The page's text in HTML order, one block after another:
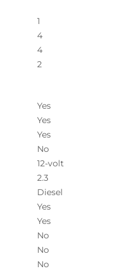
1
4
4
2
Yes
Yes
Yes
No
12-volt
2.3
Diesel
Yes
Yes
No
No
No